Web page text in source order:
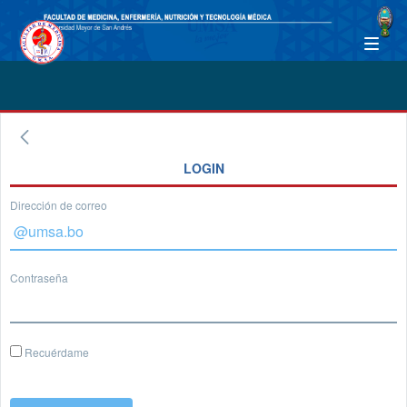
LOGIN
Dirección de correo
Contraseña
Recuérdame